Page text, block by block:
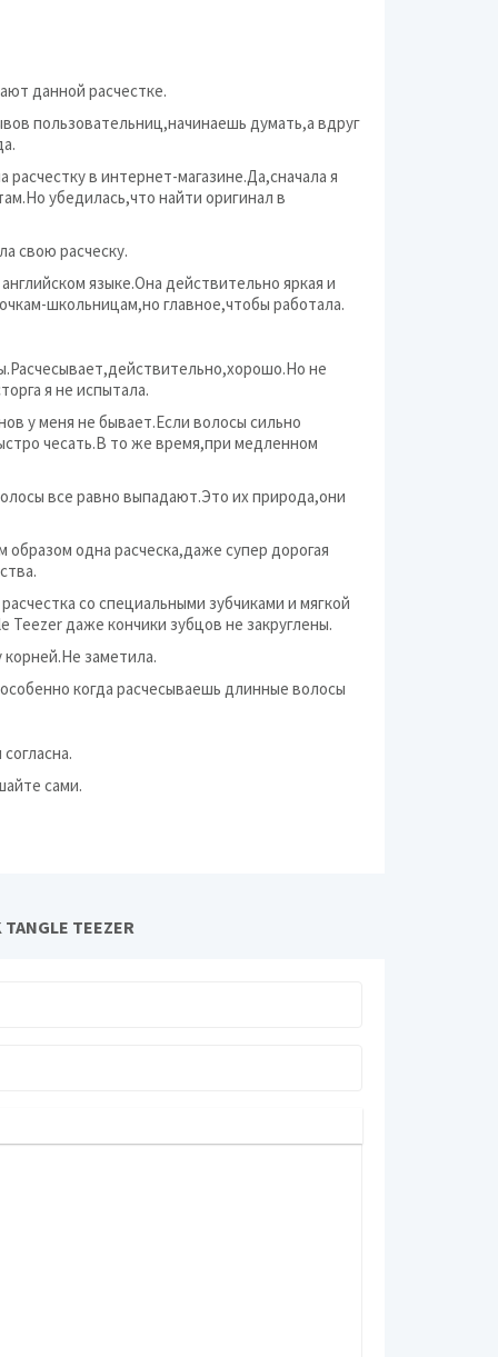
данной расчестке.
пользовательниц,начинаешь думать,а вдруг
в интернет-магазине.Да,сначала я
убедилась,что найти оригинал в
свою расческу.
языке.Она действительно яркая и
школьницам,но главное,чтобы работала.
не
я не испытала.
у меня не бывает.Если волосы сильно
чесать.В то же время,при медленном
все равно выпадают.Это их природа,они
одна расческа,даже супер дорогая
со специальными зубчиками и мягкой
Teezer даже кончики зубцов не закруглены.
заметила.
когда расчесываешь длинные волосы
сами.
TEEZER